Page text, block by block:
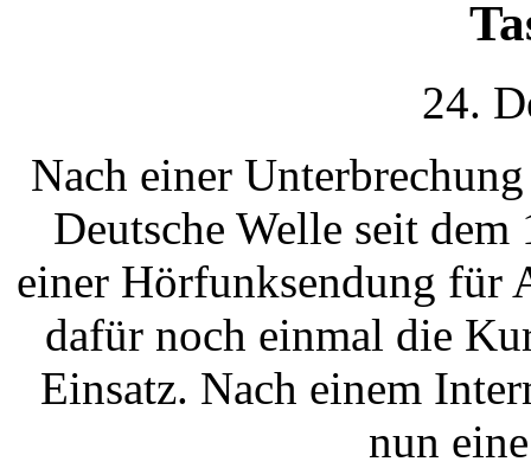
24.
Nach einer
Deutsche Welle seit
einer Hörfunksendung für
dafür noch einmal die
Einsatz. Nach einem
nun